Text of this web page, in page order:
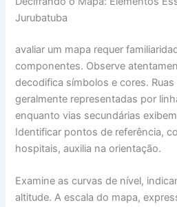
Jurubatuba
avaliar um mapa requer
componentes. Observe
decodifica símbolos e cores.
geralmente representadas por
enquanto vias secundárias
Identificar pontos de referência,
hospitais, auxilia na orientação.
Examine as curvas de nível,
altitude. A escala do mapa,